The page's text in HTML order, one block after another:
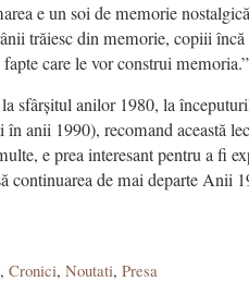
e un soi de memorie
trăiesc din memorie, copiii
care le vor construi memoria.”
sfârșitul anilor 1980, la
anii 1990), recomand această
e prea interesant pentru a fi
continuarea de mai departeAnii
, Cronici, Noutati, Presa